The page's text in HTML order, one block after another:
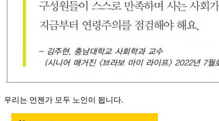
우리는 언젠가 모두 노인이 됩니다.